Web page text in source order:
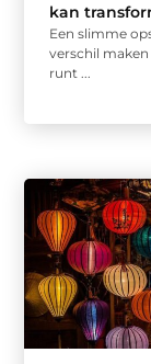
kan
Een slimme
verschil
runt ...